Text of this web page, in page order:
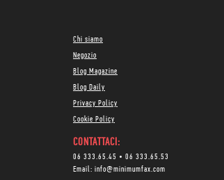
Chi siamo
Negozio
Blog Magazine
Blog Daily
Privacy Policy
Cookie Policy
CONTATTACI:
06 333.65.45 • 06 333.65.53
Email: info@minimumfax.com